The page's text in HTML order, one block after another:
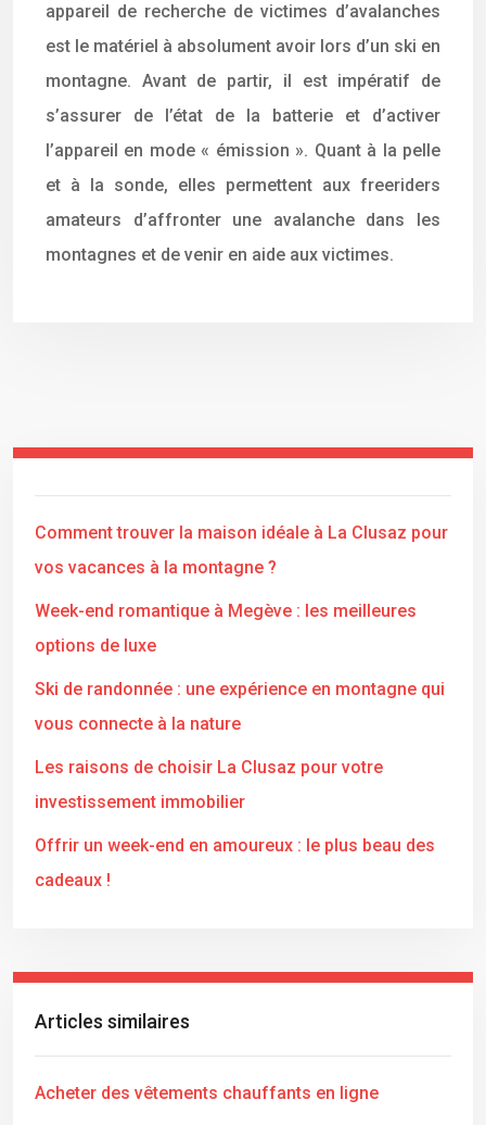
appareil de recherche de victimes d’avalanches
est le matériel à absolument avoir lors d’un ski en
montagne. Avant de partir, il est impératif de
s’assurer de l’état de la batterie et d’activer
l’appareil en mode « émission ». Quant à la pelle
et à la sonde, elles permettent aux freeriders
amateurs d’affronter une avalanche dans les
montagnes et de venir en aide aux victimes.
Comment trouver la maison idéale à La Clusaz pour
vos vacances à la montagne ?
Week-end romantique à Megève : les meilleures
options de luxe
Ski de randonnée : une expérience en montagne qui
vous connecte à la nature
Les raisons de choisir La Clusaz pour votre
investissement immobilier
Offrir un week-end en amoureux : le plus beau des
cadeaux !
Articles similaires
Acheter des vêtements chauffants en ligne